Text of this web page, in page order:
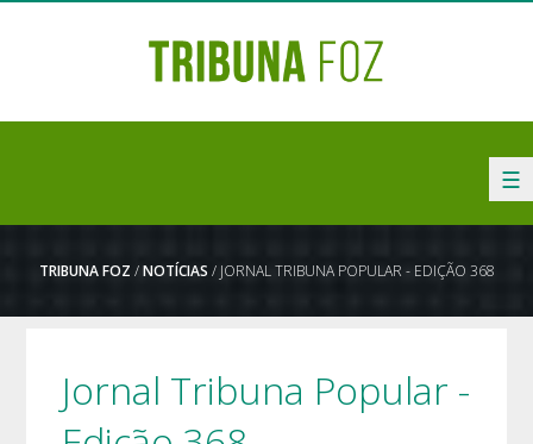
☰
TRIBUNA FOZ /NOTÍCIAS / JORNAL TRIBUNA POPULAR - EDIÇÃO 368
Jornal Tribuna Popular -